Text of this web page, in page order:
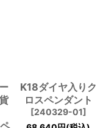
K18ダイヤ入りク
ロスペンダント
[240329-01]